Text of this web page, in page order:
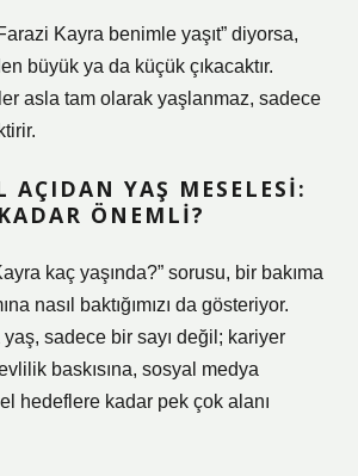
Kayra benimle yaşıt” diyorsa,
büyük ya da küçük çıkacaktır.
asla tam olarak yaşlanmaz, sadece
AÇIDAN YAŞ MESELESI:
ÖNEMLI?
kaç yaşında?” sorusu, bir bakıma
nasıl baktığımızı da gösteriyor.
sadece bir sayı değil; kariyer
baskısına, sosyal medya
hedeflere kadar pek çok alanı